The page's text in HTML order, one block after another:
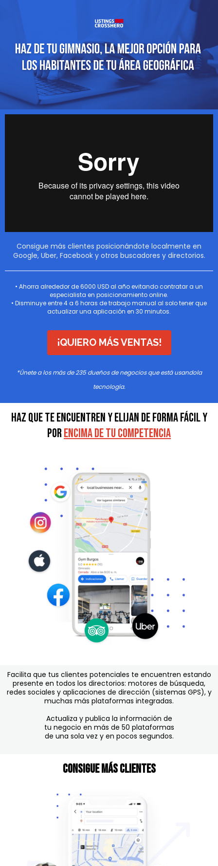
Consigue más clientes posicionándote localmente en
Google, Uber, Facebook y otros buscadores y directorios.
• Ahorra alrededor de 6000 USD al año evitando contratar a un
especialista en posicionamiento online.
• Disminuye entre 4 a 6 horas de trabajo manual al solo tener que
actualizar una aplicación en 30 minutos.
¡QUIERO MÁS VENTAS!
*Únete a los más de 235 dueños de negociosque está usandola
tecnología.
HAZ QUE TE ENCUENTREN Y ELIJAN DE FORMA FÁCIL Y
PORENCIMA DE TU COMPETENCIA
Facilita que tus clientes potenciales te encuentren estando
presente en todos los directorios: motores de búsqueda,
redes sociales y aplicaciones de dirección (sistemas GPS), y
muchas más plataformas integradas.
Actualiza y publica la información de
tu negocio en más de 50 plataformas
de una sola vez y en pocos segundos.
Consigue más Clientes